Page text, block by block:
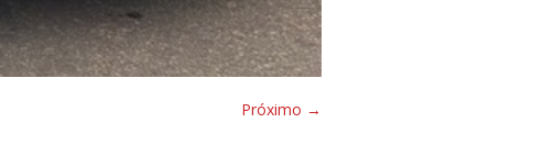
Próximo →